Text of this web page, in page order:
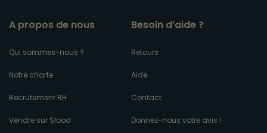
A propos de nous
Qui sommes-nous ?
Notre charte
Recrutement RH
Vendre sur Slood
Besoin d’aide ?
Retours
Aide
Contact
Donnez-nous votre avis !